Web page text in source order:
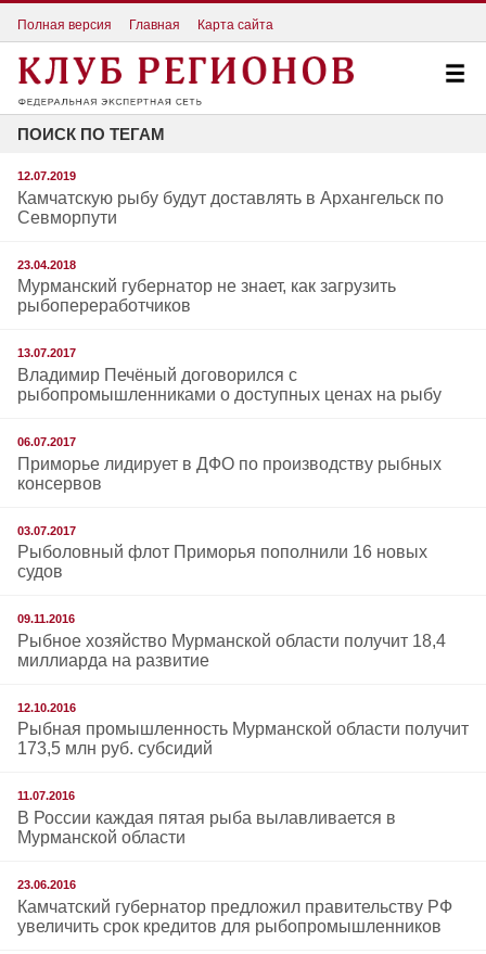
Полная версия Главная Карта сайта
ПОИСК ПО ТЕГАМ
12.07.2019
Камчатскую рыбу будут доставлять в Архангельск по
Севморпути
23.04.2018
Мурманский губернатор не знает, как загрузить
рыбопереработчиков
13.07.2017
Владимир Печёный договорился с
рыбопромышленниками о доступных ценах на рыбу
06.07.2017
Приморье лидирует в ДФО по производству рыбных
консервов
03.07.2017
Рыболовный флот Приморья пополнили 16 новых
судов
09.11.2016
Рыбное хозяйство Мурманской области получит 18,4
миллиарда на развитие
12.10.2016
Рыбная промышленность Мурманской области получит
173,5 млн руб. субсидий
11.07.2016
В России каждая пятая рыба вылавливается в
Мурманской области
23.06.2016
Камчатский губернатор предложил правительству РФ
увеличить срок кредитов для рыбопромышленников